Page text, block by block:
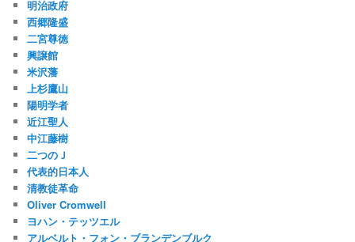
明治政府
西郷隆盛
二宮尊徳
興譲館
米沢藩
上杉鷹山
陽明学者
近江聖人
中江藤樹
二つのＪ
代表的日本人
清教徒革命
Oliver Cromwell
ヨハン・テッツエル
アルベルト・フォン・ブランデンブルク